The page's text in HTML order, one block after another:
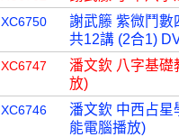
XC6750
謝武籐 紫微鬥數
共12講 (2合1)
XC6747
潘文欽 八字基礎
放)
XC6746
潘文欽 中西占星
能電腦播放)